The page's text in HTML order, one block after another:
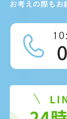
お考えの際もお